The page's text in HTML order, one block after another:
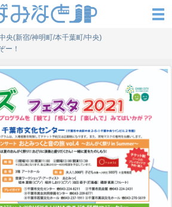
央(新宿/神明町/本千葉町/中央)
ー！